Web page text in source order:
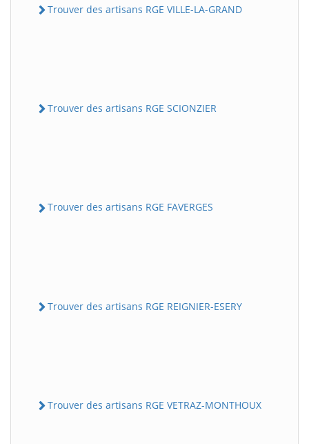
Trouver des artisans RGE VILLE-LA-GRAND
Trouver des artisans RGE SCIONZIER
Trouver des artisans RGE FAVERGES
Trouver des artisans RGE REIGNIER-ESERY
Trouver des artisans RGE VETRAZ-MONTHOUX